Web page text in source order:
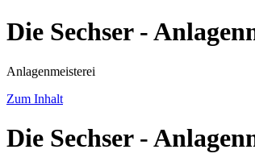
Die Sechser -
Anlagenmeisterei
Zum Inhalt
Die Sechser -